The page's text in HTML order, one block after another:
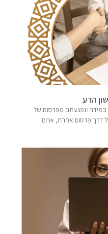
הרע
במידה ונפגעתם מפרסום של
דרך פרסום אחרת, אתם